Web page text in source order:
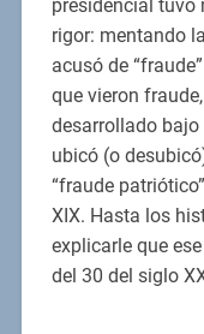
presidencial tuvo
rigor: mentando
acusó de
que vieron
desarrollado
ubicó (o
“fraude
XIX. Hasta los
explicarle que
del 30 del siglo